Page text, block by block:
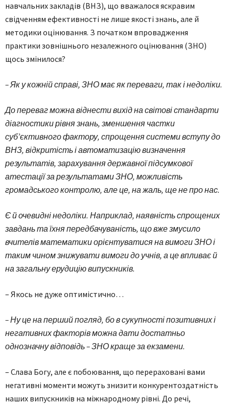
навчальних закладів (ВНЗ), що вважалося яскравим
свідченням ефективності не лише якості знань, але й
методики оцінювання. З початком впровадження
практики зовнішнього незалежного оцінювання (ЗНО)
щось змінилося?
– Як у кожній справі, ЗНО має як переваги, так і недоліки.
До переваг можна віднести вихід на світові стандарти
діагностики рівня знань, зменшення частки
суб’єктивного фактору, спрощення системи вступу до
ВНЗ, відкритість і автоматизацію визначення
результатів, зарахування державної підсумкової
атестації за результатами ЗНО, можливість
громадського контролю, але це, на жаль, ще не про нас.
Є й очевидні недоліки. Наприклад, наявність спрощених
завдань та їхня передбачуваність, що вже змусило
вчителів математики орієнтуватися на вимоги ЗНО і
таким чином знижувати вимоги до учнів, а це впливає й
на загальну ерудицію випускників.
– Якось не дуже оптимістично…
– Ну це на перший погляд, бо в сукупності позитивних і
негативних факторів можна дати достатньо
однозначну відповідь – ЗНО краще за екзамени.
– Слава Богу, але є побоювання, що перераховані вами
негативні моменти можуть знизити конкурентоздатність
наших випускників на міжнародному рівні. До речі,